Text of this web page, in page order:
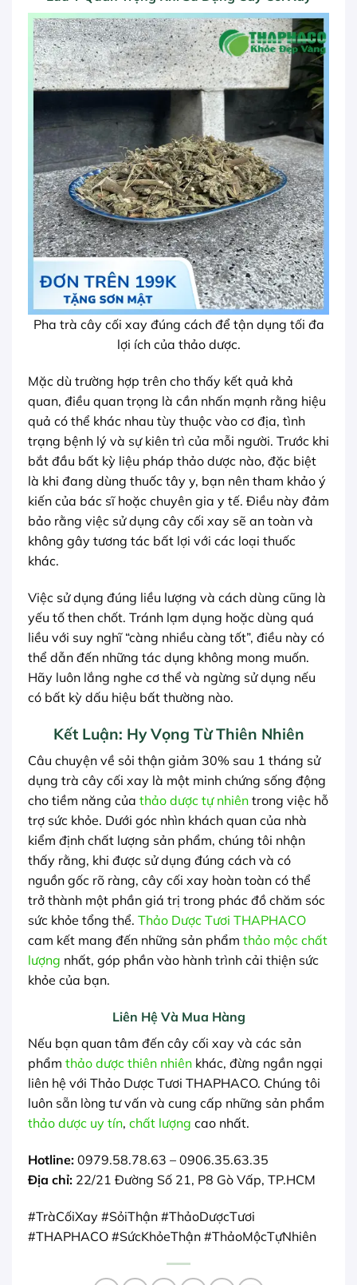
Pha trà cây cối xay đúng cách để tận dụng tối đa
lợi ích của thảo dược.
Mặc dù trường hợp trên cho thấy kết quả khả
quan, điều quan trọng là cần nhấn mạnh rằng hiệu
quả có thể khác nhau tùy thuộc vào cơ địa, tình
trạng bệnh lý và sự kiên trì của mỗi người. Trước khi
bắt đầu bất kỳ liệu pháp thảo dược nào, đặc biệt
là khi đang dùng thuốc tây y, bạn nên tham khảo ý
kiến của bác sĩ hoặc chuyên gia y tế. Điều này đảm
bảo rằng việc sử dụng cây cối xay sẽ an toàn và
không gây tương tác bất lợi với các loại thuốc
khác.
Việc sử dụng đúng liều lượng và cách dùng cũng là
yếu tố then chốt. Tránh lạm dụng hoặc dùng quá
liều với suy nghĩ “càng nhiều càng tốt”, điều này có
thể dẫn đến những tác dụng không mong muốn.
Hãy luôn lắng nghe cơ thể và ngừng sử dụng nếu
có bất kỳ dấu hiệu bất thường nào.
Kết Luận: Hy Vọng Từ Thiên Nhiên
Câu chuyện về sỏi thận giảm 30% sau 1 tháng sử
dụng trà cây cối xay là một minh chứng sống động
cho tiềm năng của thảo dược tự nhiên trong việc hỗ
trợ sức khỏe. Dưới góc nhìn khách quan của nhà
kiểm định chất lượng sản phẩm, chúng tôi nhận
thấy rằng, khi được sử dụng đúng cách và có
nguồn gốc rõ ràng, cây cối xay hoàn toàn có thể
trở thành một phần giá trị trong phác đồ chăm sóc
sức khỏe tổng thể. Thảo Dược Tươi THAPHACO
cam kết mang đến những sản phẩm thảo mộc chất
lượng nhất, góp phần vào hành trình cải thiện sức
khỏe của bạn.
Liên Hệ Và Mua Hàng
Nếu bạn quan tâm đến cây cối xay và các sản
phẩm thảo dược thiên nhiên khác, đừng ngần ngại
liên hệ với Thảo Dược Tươi THAPHACO. Chúng tôi
luôn sẵn lòng tư vấn và cung cấp những sản phẩm
thảo dược uy tín, chất lượng cao nhất.
Hotline: 0979.58.78.63 – 0906.35.63.35
Địa chỉ: 22/21 Đường Số 21, P8 Gò Vấp, TP.HCM
#TràCốiXay #SỏiThận #ThảoDượcTươi
#THAPHACO #SứcKhỏeThận #ThảoMộcTựNhiên